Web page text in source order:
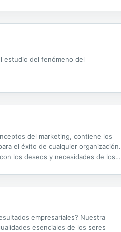
estudio del fenómeno del
del marketing, contiene los
el éxito de cualquier organización.
los deseos y necesidades de los
empresariales? Nuestra
esenciales de los seres